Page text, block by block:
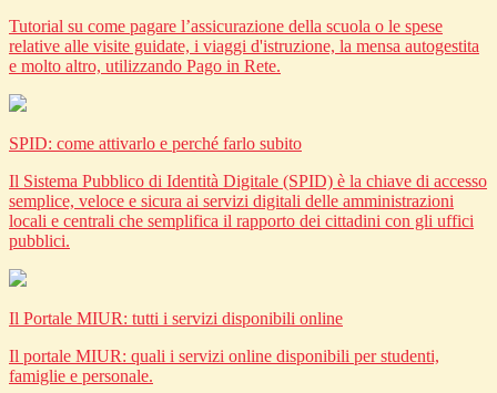
Tutorial su come pagare l’assicurazione della scuola o le spese
relative alle visite guidate, i viaggi d'istruzione, la mensa autogestita
e molto altro, utilizzando Pago in Rete.
SPID: come attivarlo e perché farlo subito
Il Sistema Pubblico di Identità Digitale (SPID) è la chiave di accesso
semplice, veloce e sicura ai servizi digitali delle amministrazioni
locali e centrali che semplifica il rapporto dei cittadini con gli uffici
pubblici.
Il Portale MIUR: tutti i servizi disponibili online
Il portale MIUR: quali i servizi online disponibili per studenti,
famiglie e personale.